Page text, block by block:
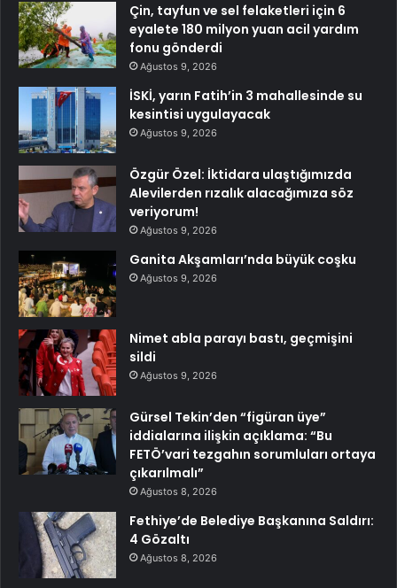
Çin, tayfun ve sel felaketleri için 6
eyalete 180 milyon yuan acil yardım
fonu gönderdi
Ağustos 9, 2026
İSKİ, yarın Fatih’in 3 mahallesinde su
kesintisi uygulayacak
Ağustos 9, 2026
Özgür Özel: İktidara ulaştığımızda
Alevilerden rızalık alacağımıza söz
veriyorum!
Ağustos 9, 2026
Ganita Akşamları’nda büyük coşku
Ağustos 9, 2026
Nimet abla parayı bastı, geçmişini
sildi
Ağustos 9, 2026
Gürsel Tekin’den “figüran üye”
iddialarına ilişkin açıklama: “Bu
FETÖ’vari tezgahın sorumluları ortaya
çıkarılmalı”
Ağustos 8, 2026
Fethiye’de Belediye Başkanına Saldırı:
4 Gözaltı
Ağustos 8, 2026